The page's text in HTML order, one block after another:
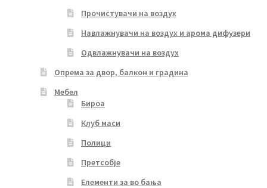
Прочистувачи на воздух
Навлажнувачи на воздух и арома дифузери
Одвлажнувачи на воздух
Опрема за двор, балкон и градина
Мебел
Бироа
Клуб маси
Полици
Претсобје
Елементи за во бања